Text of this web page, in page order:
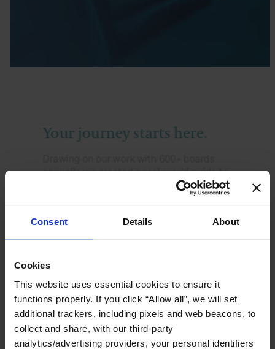
Consent Details About
Cookies
This website uses essential cookies to ensure it
functions properly. If you click “Allow all”, we will set
additional trackers, including pixels and web beacons, to
collect and share, with our third-party
analytics/advertising providers, your personal identifiers